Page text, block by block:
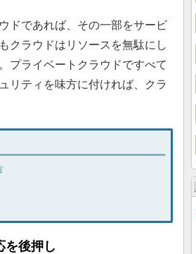
ドであれば、その一部をサービ
クラウドはリソースを無駄にし
プライベートクラウドですべて
リティを味方に付ければ、クラ
を後押し